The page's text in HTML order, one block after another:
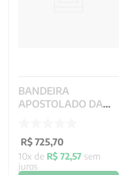
BANDEIRA
APOSTOLADO DA
1.30 M
R$ 725,70
10x de R$ 72,57 sem
juros